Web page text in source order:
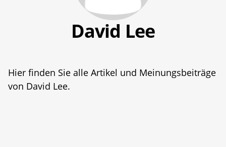
David Lee
Hier finden Sie alle Artikel und Meinungsbeiträge
von David Lee.